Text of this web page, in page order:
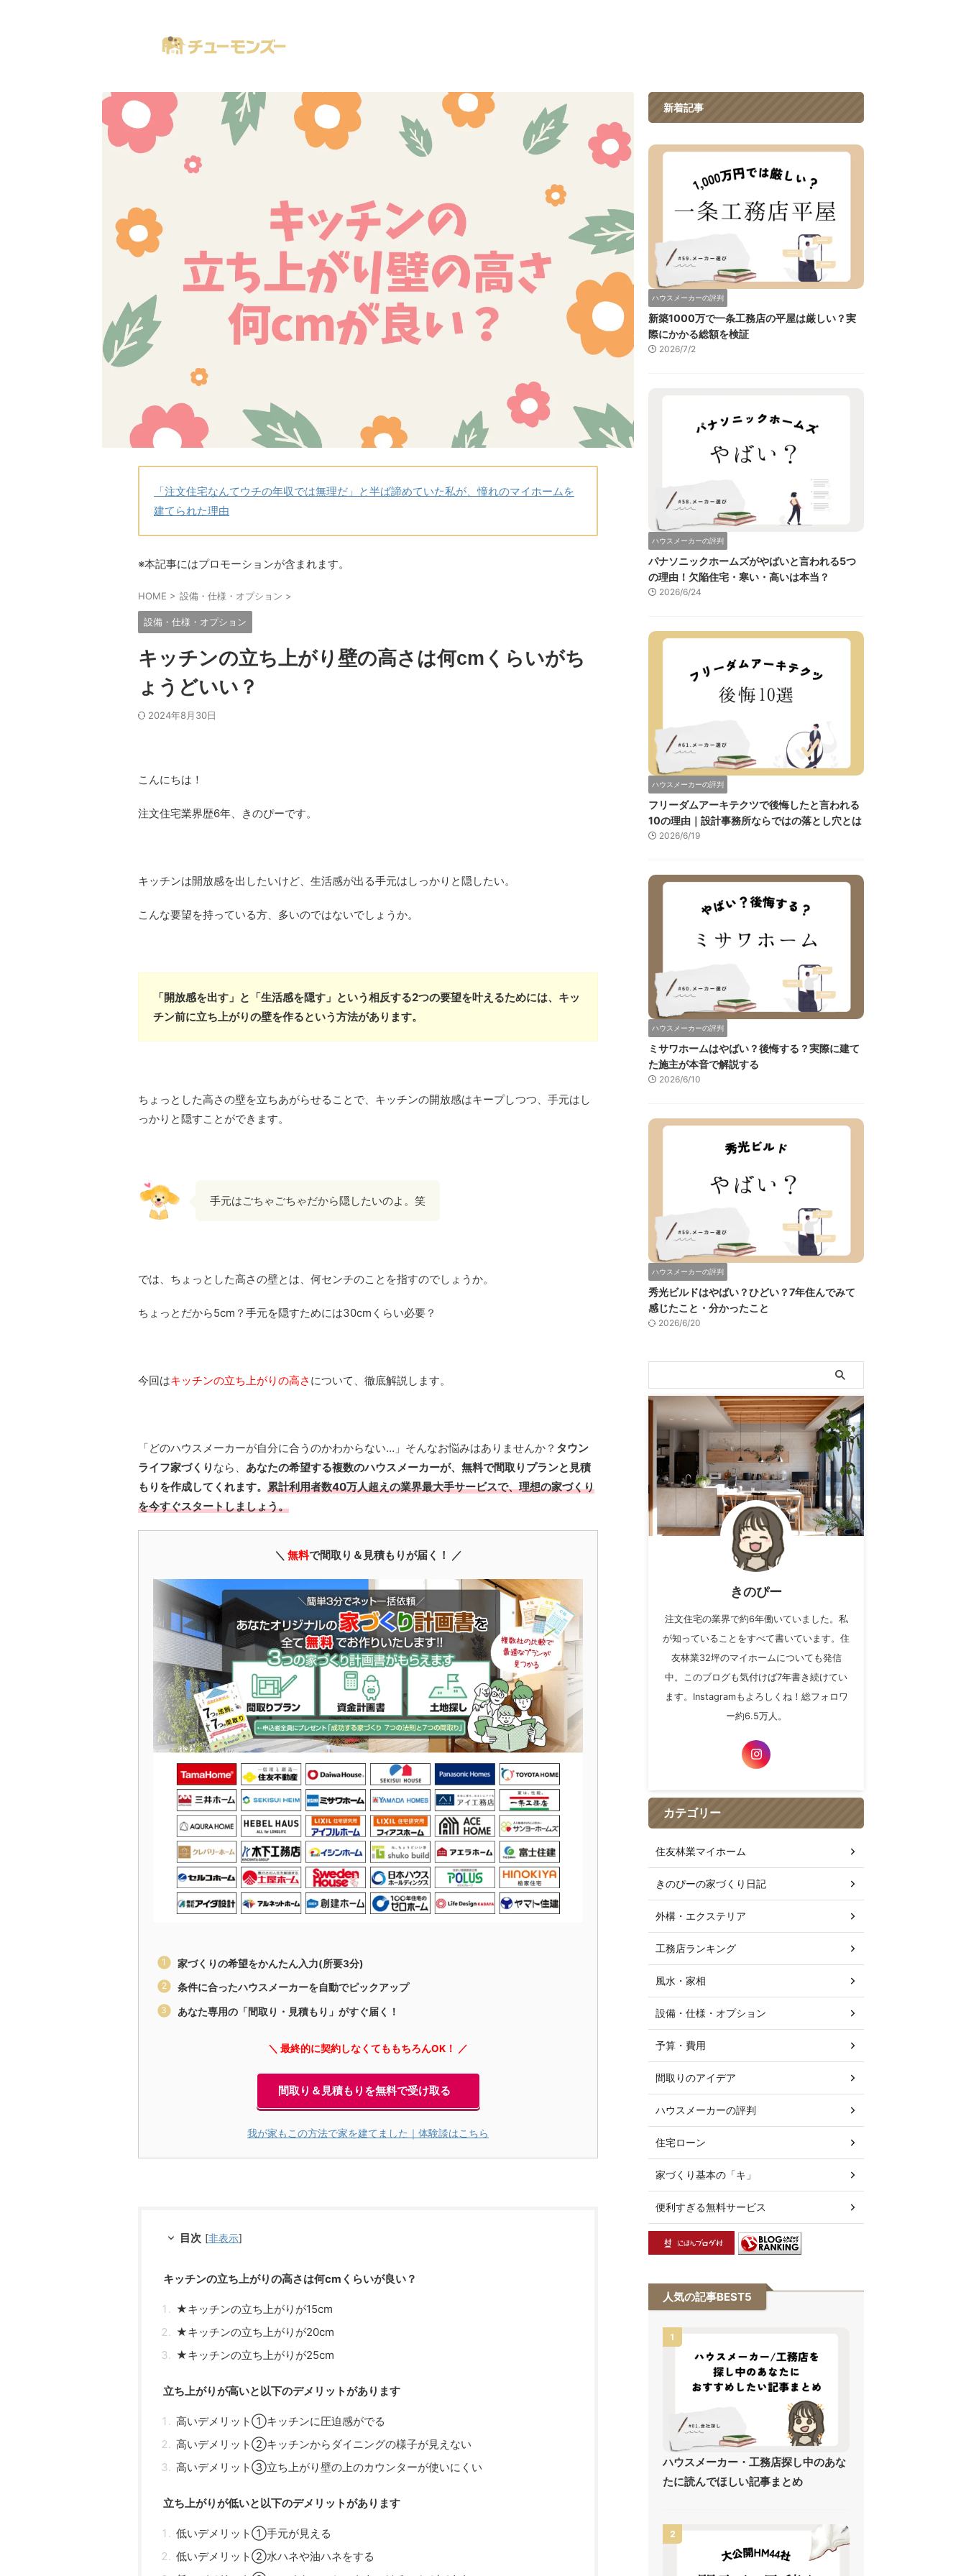
「注文住宅なんてウチの年収では無理だ」と半ば諦めていた私が、憧れのマイホームを
建てられた理由
※本記事にはプロモーションが含まれます。
HOME > 設備・仕様・オプション >
設備・仕様・オプション
キッチンの立ち上がり壁の高さは何cmくらいがち
ょうどいい？
2024年8月30日
こんにちは！
注文住宅業界歴6年、きのぴーです。
キッチンは開放感を出したいけど、生活感が出る手元はしっかりと隠したい。
こんな要望を持っている方、多いのではないでしょうか。
「開放感を出す」と「生活感を隠す」という相反する2つの要望を叶えるためには、キッ
チン前に立ち上がりの壁を作るという方法があります。
ちょっとした高さの壁を立ちあがらせることで、キッチンの開放感はキープしつつ、手元はし
っかりと隠すことができます。
手元はごちゃごちゃだから隠したいのよ。笑
では、ちょっとした高さの壁とは、何センチのことを指すのでしょうか。
ちょっとだから5cm？手元を隠すためには30cmくらい必要？
今回はキッチンの立ち上がりの高さ について、徹底解説します。
「どのハウスメーカーが自分に合うのかわからない…」そんなお悩みはありませんか？ タウン
ライフ家づくり なら、 あなたの希望する複数のハウスメーカーが、無料で間取りプランと見積
もりを作成してくれます。 累計利用者数40万人超えの業界最大手サービスで、理想の家づくり
を今すぐスタートしましょう。
＼ 無料で間取り＆見積もりが届く！ ／
家づくりの希望をかんたん入力(所要3分)
条件に合ったハウスメーカーを自動でピックアップ
あなた専用の「間取り・見積もり」がすぐ届く！
＼ 最終的に契約しなくてももちろんOK！ ／
間取り＆見積もりを無料で受け取る
我が家もこの方法で家を建てました｜体験談はこちら
目次 [非表示]
キッチンの立ち上がりの高さは何cmくらいが良い？
★キッチンの立ち上がりが15cm
★キッチンの立ち上がりが20cm
★キッチンの立ち上がりが25cm
立ち上がりが高いと以下のデメリットがあります
高いデメリット①キッチンに圧迫感がでる
高いデメリット②キッチンからダイニングの様子が見えない
高いデメリット③立ち上がり壁の上のカウンターが使いにくい
立ち上がりが低いと以下のデメリットがあります
低いデメリット①手元が見える
低いデメリット②水ハネや油ハネをする
新着記事
ハウスメーカーの評判
新築1000万で一条工務店の平屋は厳しい？実
際にかかる総額を検証
2026/7/2
ハウスメーカーの評判
パナソニックホームズがやばいと言われる5つ
の理由！欠陥住宅・寒い・高いは本当？
2026/6/24
ハウスメーカーの評判
フリーダムアーキテクツで後悔したと言われる
10の理由｜設計事務所ならではの落とし穴とは
2026/6/19
ハウスメーカーの評判
ミサワホームはやばい？後悔する？実際に建て
た施主が本音で解説する
2026/6/10
ハウスメーカーの評判
秀光ビルドはやばい？ひどい？7年住んでみて
感じたこと・分かったこと
2026/6/20
きのぴー
注文住宅の業界で約6年働いていました。私
が知っていることをすべて書いています。住
友林業32坪のマイホームについても発信
中。このブログも気付けば7年書き続けてい
ます。Instagramもよろしくね！総フォロワ
ー約6.5万人。
カテゴリー
住友林業マイホーム
きのぴーの家づくり日記
外構・エクステリア
工務店ランキング
風水・家相
設備・仕様・オプション
予算・費用
間取りのアイデア
ハウスメーカーの評判
住宅ローン
家づくり基本の「キ」
便利すぎる無料サービス
人気の記事BEST5
1
ハウスメーカー・工務店探し中のあな
たに読んでほしい記事まとめ
2